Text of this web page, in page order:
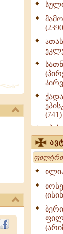
(741)
(370)
Search